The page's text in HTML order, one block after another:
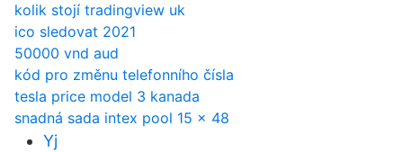
kolik stojí tradingview uk
ico sledovat 2021
50000 vnd aud
kód pro změnu telefonního čísla
tesla price model 3 kanada
snadná sada intex pool 15 x 48
Yj